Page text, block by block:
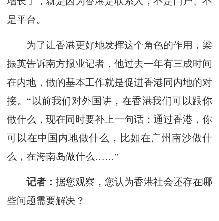
是平台。
为了让香港更好地发挥这个角色的作用，梁
振英告诉南方报业记者，他过去一年有三成时间
在内地，做的基本工作就是促进香港同内地的对
接。“以前我们对外国讲，在香港我们可以跟你
做什么，现在同时要补上一句话：通过香港，你
可以在中国内地做什么，比如在广州南沙做什
么，在海南岛做什么……”
记者： 据您观察，您认为香港社会还存在哪
些问题需要解决？